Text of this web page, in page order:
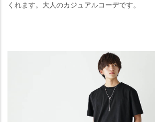
くれます。大人のカジュアルコーデです。